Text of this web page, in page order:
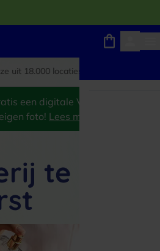
van het jaar 2026
uit 18.000 locaties
webshops en uitjes
een digitale VVV
foto! Lees meer
te